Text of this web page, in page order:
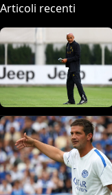
Articoli recenti